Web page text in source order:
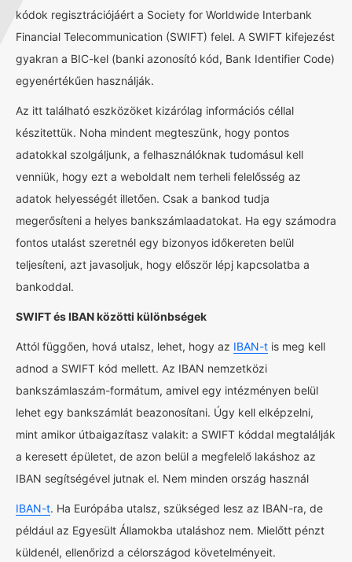
kódok regisztrációjáért a Society for Worldwide Interbank
Financial Telecommunication (SWIFT) felel. A SWIFT kifejezést
gyakran a BIC-kel (banki azonosító kód, Bank Identifier Code)
egyenértékűen használják.
Az itt található eszközöket kizárólag információs céllal
készitettük. Noha mindent megteszünk, hogy pontos
adatokkal szolgáljunk, a felhasználóknak tudomásul kell
venniük, hogy ezt a weboldalt nem terheli felelősség az
adatok helyességét illetően. Csak a bankod tudja
megerősíteni a helyes bankszámlaadatokat. Ha egy számodra
fontos utalást szeretnél egy bizonyos időkereten belül
teljesíteni, azt javasoljuk, hogy először lépj kapcsolatba a
bankoddal.
SWIFT és IBAN közötti különbségek
Attól függően, hová utalsz, lehet, hogy az IBAN-t is meg kell
adnod a SWIFT kód mellett. Az IBAN nemzetközi
bankszámlaszám-formátum, amivel egy intézményen belül
lehet egy bankszámlát beazonosítani. Úgy kell elképzelni,
mint amikor útbaigazítasz valakit: a SWIFT kóddal megtalálják
a keresett épületet, de azon belül a megfelelő lakáshoz az
IBAN segítségével jutnak el. Nem minden ország használ
IBAN-t. Ha Európába utalsz, szükséged lesz az IBAN-ra, de
például az Egyesült Államokba utaláshoz nem. Mielőtt pénzt
küldenél, ellenőrizd a célországod követelményeit.